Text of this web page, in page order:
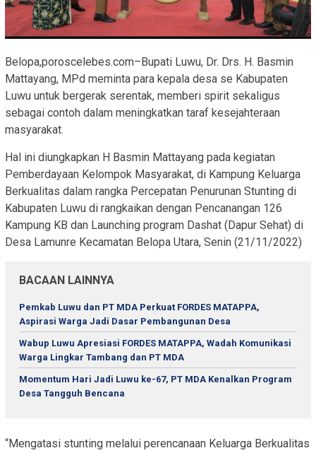
Belopa,poroscelebes.com–Bupati Luwu, Dr. Drs. H. Basmin
Mattayang, MPd meminta para kepala desa se Kabupaten
Luwu untuk bergerak serentak, memberi spirit sekaligus
sebagai contoh dalam meningkatkan taraf kesejahteraan
masyarakat.
Hal ini diungkapkan H Basmin Mattayang pada kegiatan
Pemberdayaan Kelompok Masyarakat, di Kampung Keluarga
Berkualitas dalam rangka Percepatan Penurunan Stunting di
Kabupaten Luwu di rangkaikan dengan Pencanangan 126
Kampung KB dan Launching program Dashat (Dapur Sehat) di
Desa Lamunre Kecamatan Belopa Utara, Senin (21/11/2022)
BACAAN LAINNYA
Pemkab Luwu dan PT MDA Perkuat FORDES MATAPPA,
Aspirasi Warga Jadi Dasar Pembangunan Desa
Wabup Luwu Apresiasi FORDES MATAPPA, Wadah Komunikasi
Warga Lingkar Tambang dan PT MDA
Momentum Hari Jadi Luwu ke-67, PT MDA Kenalkan Program
Desa Tangguh Bencana
“Mengatasi stunting melalui perencanaan Keluarga Berkualitas